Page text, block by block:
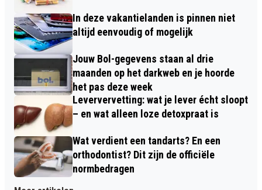
In deze vakantielanden is pinnen niet
altijd eenvoudig of mogelijk
Jouw Bol-gegevens staan al drie
maanden op het darkweb en je hoorde
het pas deze week
Leververvetting: wat je lever écht sloopt
– en wat alleen loze detoxpraat is
Wat verdient een tandarts? En een
orthodontist? Dit zijn de officiële
normbedragen